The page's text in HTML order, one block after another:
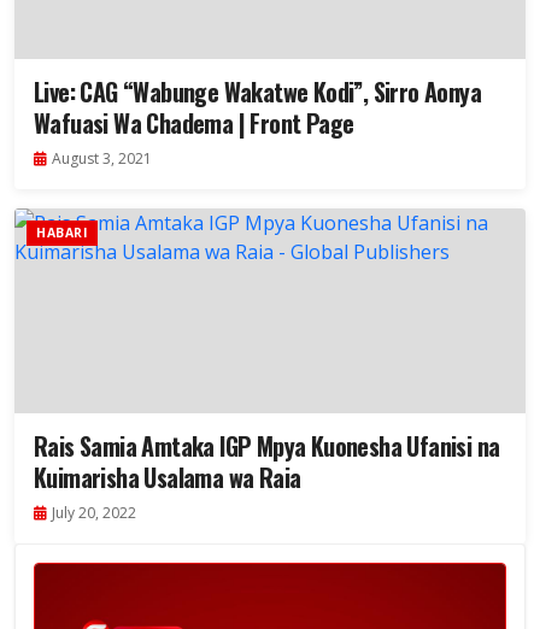
Live: CAG “Wabunge Wakatwe Kodi”, Sirro Aonya
Wafuasi Wa Chadema | Front Page
August 3, 2021
HABARI
Rais Samia Amtaka IGP Mpya Kuonesha Ufanisi na
Kuimarisha Usalama wa Raia
July 20, 2022